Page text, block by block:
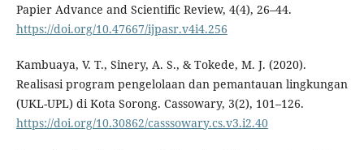
Papier Advance and Scientific Review, 4(4), 26–44.
https://doi.org/10.47667/ijpasr.v4i4.256
Kambuaya, V. T., Sinery, A. S., & Tokede, M. J. (2020).
Realisasi program pengelolaan dan pemantauan lingkungan
(UKL-UPL) di Kota Sorong. Cassowary, 3(2), 101–126.
https://doi.org/10.30862/casssowary.cs.v3.i2.40